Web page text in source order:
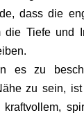
dass die
die Tiefe und
es zu
zu sein,